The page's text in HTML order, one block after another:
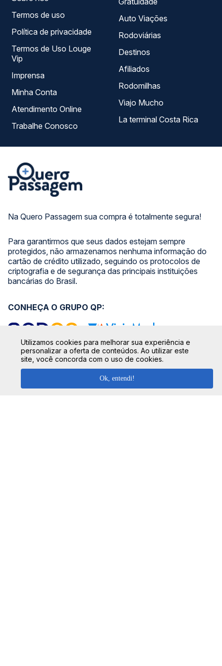
Na Quero Passagem sua compra é totalmente segura!
Para garantirmos que seus dados estejam sempre
protegidos, não armazenamos nenhuma informação do
cartão de crédito utilizado, seguindo os protocolos de
criptografia e de segurança das principais instituições
bancárias do Brasil.
Termos de uso
Política de privacidade
Termos de Uso Louge
Vip
Imprensa
Minha Conta
Atendimento Online
Trabalhe Conosco
Auto Viações
Rodoviárias
Destinos
Afiliados
Rodomilhas
Viajo Mucho
La terminal Costa Rica
SIGA NOSSAS REDES SOCIAIS:
CONHEÇA O GRUPO QP:
Utilizamos cookies para melhorar sua experiência e
personalizar a oferta de conteúdos. Ao utilizar este
site, você concorda com o uso de cookies.
Ok, entendi!